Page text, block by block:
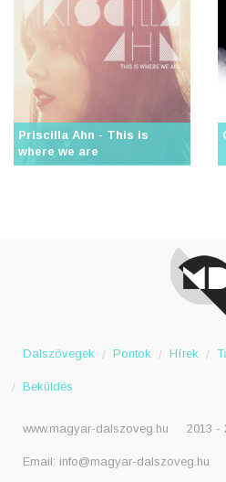
Priscilla Ahn - This is
where we are
Dalszövegek Pontok Hírek
Beküldés
www.magyar-dalszoveg.hu 2013 -
Email: info@magyar-dalszoveg.hu